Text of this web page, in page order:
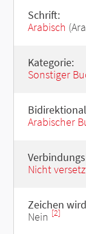
Schrift:
Arabisch
Kategorie:
Sonstiger
Arabischer
Nicht
Zeichen
Nein [2]